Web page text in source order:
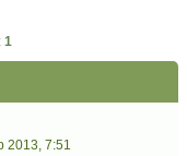
1
2013, 7:51